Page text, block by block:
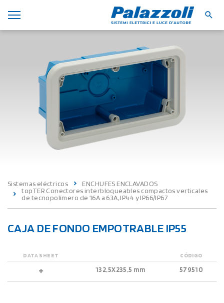
Sistemas eléctricos
ENCHUFES ENCLAVADOS
topTER Conectores interbloqueables compactos verticales
de tecnopolímero de 16A a 63A, IP44 y IP66/IP67
CAJA DE FONDO EMPOTRABLE IP55
DATA SHEET CÓDIGO
132,5X235,5 mm 579510